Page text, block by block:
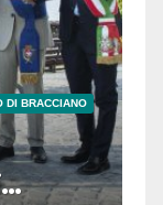
DI BRACCIANO